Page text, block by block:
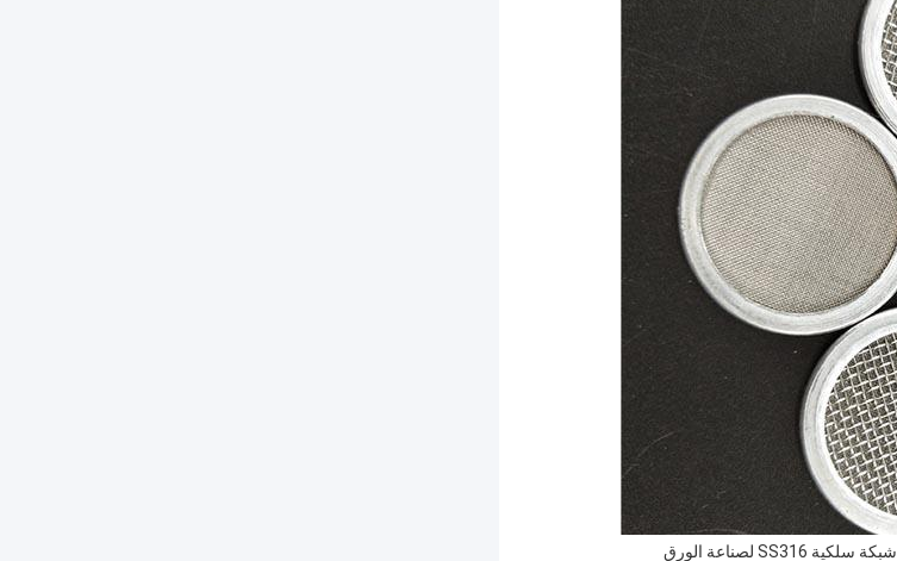
شبكة سلكية SS316 لصناعة الورق